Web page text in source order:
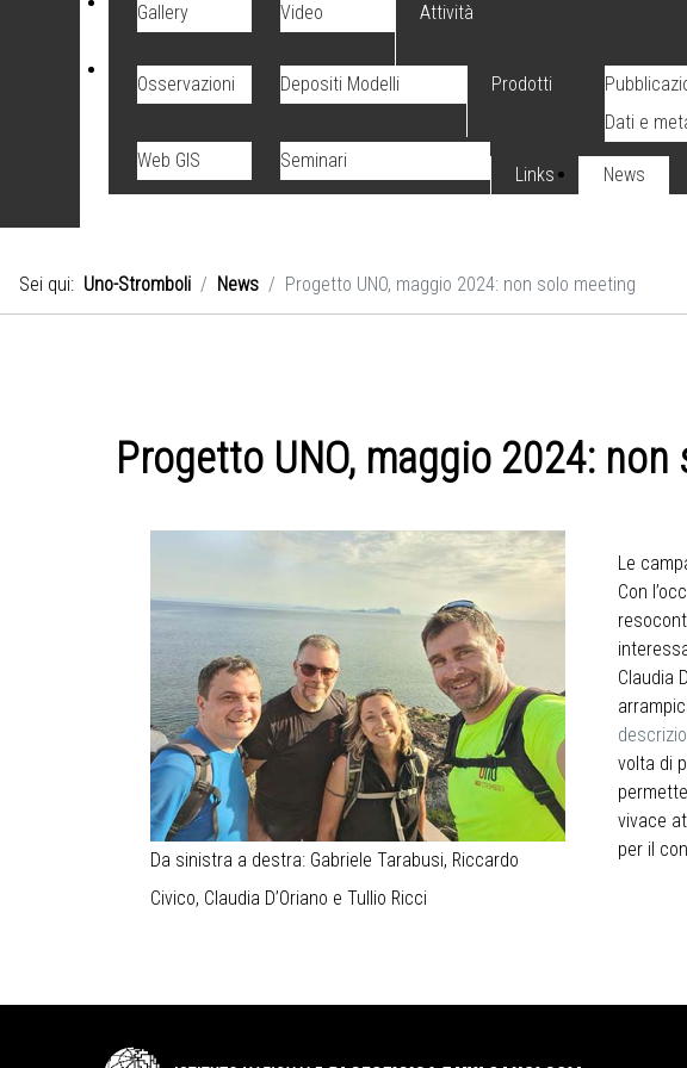
Gallery
Video Attività
Osservazioni Depositi Modelli Prodotti
Dati e
Web GIS
Seminari
Links News
Sei qui: Uno-Stromboli News Progetto UNO, maggio 2024: non solo meeting
Progetto UNO, maggio 2024:
Da sinistra a destra: Gabriele Tarabusi, Riccardo
Civico, Claudia D’Oriano e Tullio Ricci
Le
Con
Claudia
volta di
vivace
per il